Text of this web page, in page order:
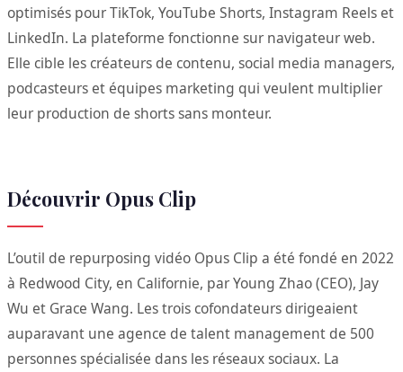
optimisés pour TikTok, YouTube Shorts, Instagram Reels et
LinkedIn. La plateforme fonctionne sur navigateur web.
Elle cible les créateurs de contenu, social media managers,
podcasteurs et équipes marketing qui veulent multiplier
leur production de shorts sans monteur.
Découvrir Opus Clip
L’outil de repurposing vidéo Opus Clip a été fondé en 2022
à Redwood City, en Californie, par Young Zhao (CEO), Jay
Wu et Grace Wang. Les trois cofondateurs dirigeaient
auparavant une agence de talent management de 500
personnes spécialisée dans les réseaux sociaux. La